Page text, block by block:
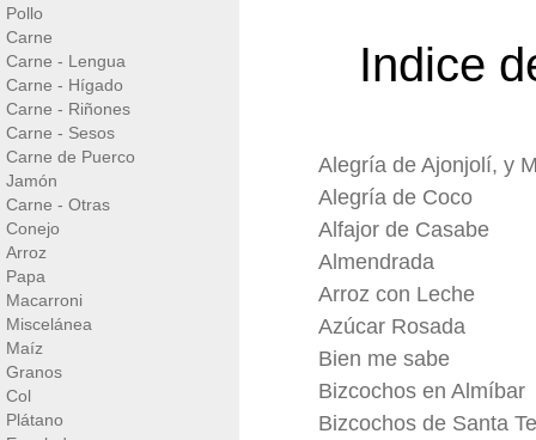
Pollo
Carne
Carne - Lengua
Carne - Hígado
Carne - Riñones
Carne - Sesos
Carne de Puerco
Jamón
Carne - Otras
Conejo
Arroz
Papa
Macarroni
Miscelánea
Maíz
Granos
Col
Plátano
Indice
Alegría de Ajonjolí, y
Alegría de Coco
Alfajor de Casabe
Almendrada
Arroz con Leche
Azúcar Rosada
Bien me sabe
Bizcochos en Almíbar
Bizcochos de Santa